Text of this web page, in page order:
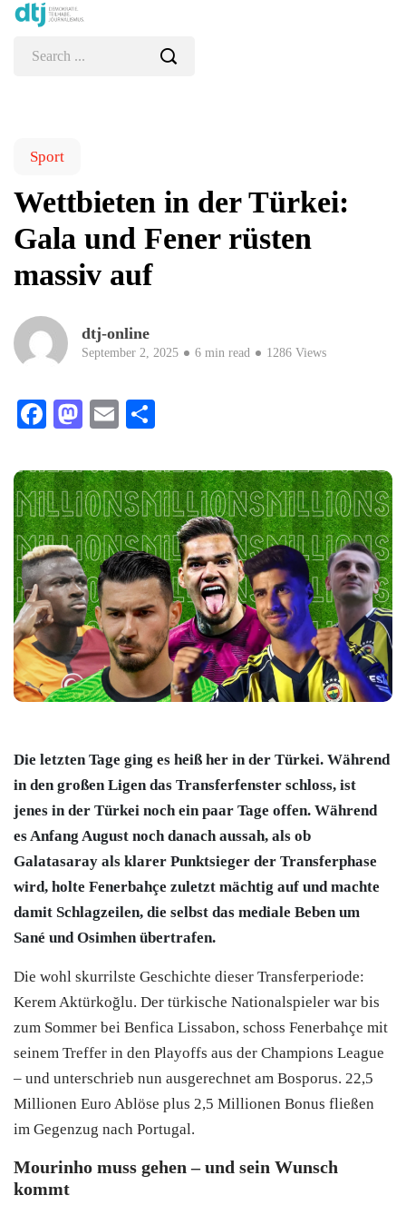
Sport
Wettbieten in der Türkei:
Gala und Fener rüsten
massiv auf
dtj-online
September 2, 2025 6 min read 1286 Views
Facebook
Mastodon
Email
Die letzten Tage ging es heiß her in der Türkei. Während
in den großen Ligen das Transferfenster schloss, ist
jenes in der Türkei noch ein paar Tage offen. Während
es Anfang August noch danach aussah, als ob
Galatasaray als klarer Punktsieger der Transferphase
wird, holte Fenerbahçe zuletzt mächtig auf und machte
damit Schlagzeilen, die selbst das mediale Beben um
Sané und Osimhen übertrafen.
Die wohl skurrilste Geschichte dieser Transferperiode:
Kerem Aktürkoğlu. Der türkische Nationalspieler war bis
zum Sommer bei Benfica Lissabon, schoss Fenerbahçe mit
seinem Treffer in den Playoffs aus der Champions League
– und unterschrieb nun ausgerechnet am Bosporus. 22,5
Millionen Euro Ablöse plus 2,5 Millionen Bonus fließen
im Gegenzug nach Portugal.
Mourinho muss gehen – und sein Wunsch
kommt